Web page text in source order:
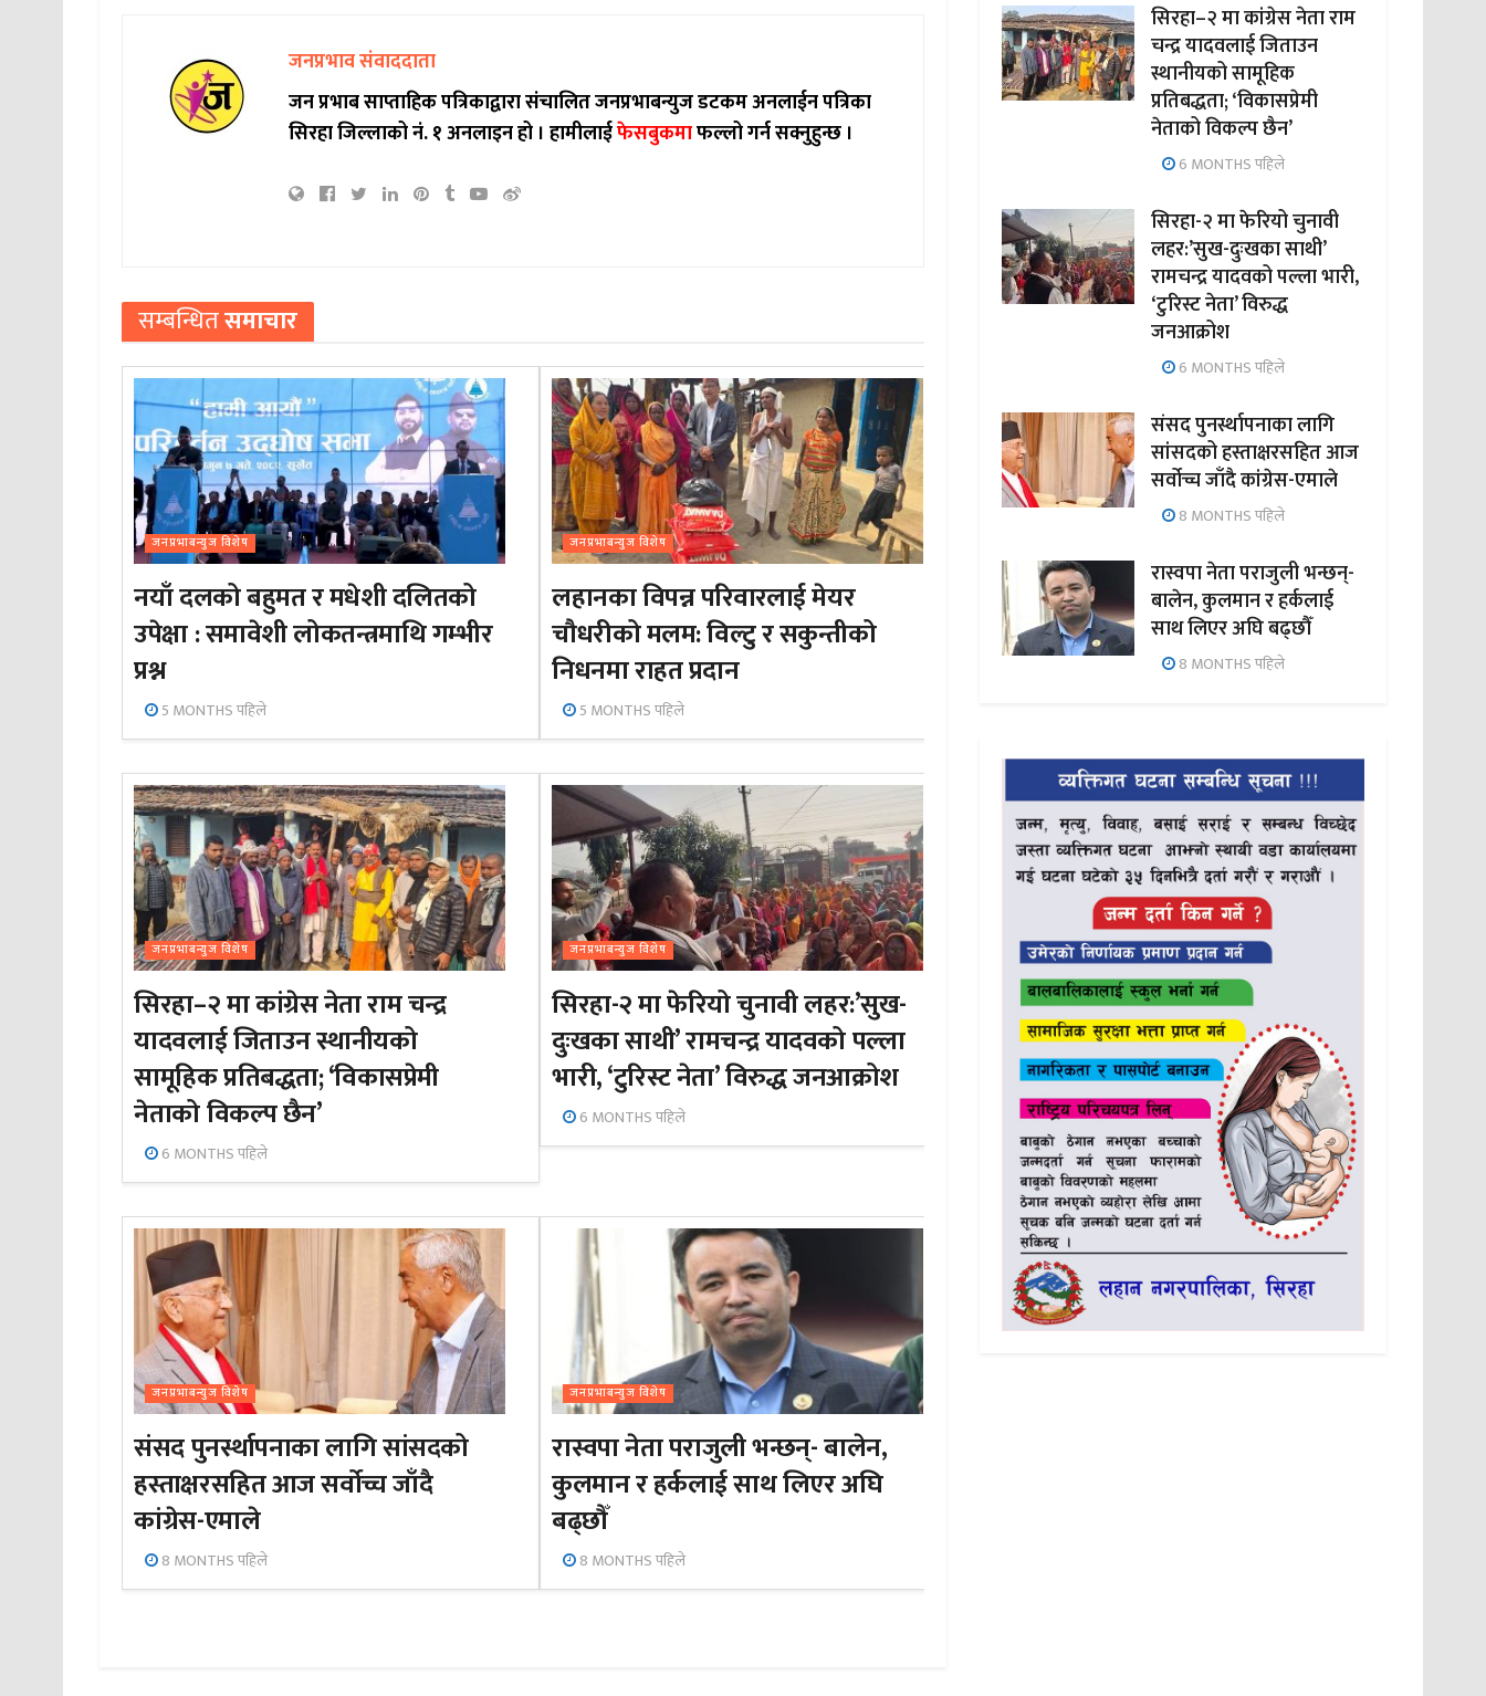
जनप्रभाव संवाददाता
जन प्रभाब साप्ताहिक पत्रिकाद्वारा संचालित जनप्रभाबन्युज डटकम अनलाईन पत्रिका
सिरहा जिल्लाको नं. १ अनलाइन हो ।हामीलाईफेसबुकमाफल्लो गर्न सक्नुहुन्छ ।
सम्बन्धितसमाचार
जनप्रभाबन्युज विशेष
नयाँ दलको बहुमत र मधेशी दलितको
उपेक्षा : समावेशी लोकतन्त्रमाथि गम्भीर
प्रश्न
5 MONTHS पहिले
जनप्रभाबन्युज विशेष
लहानका विपन्न परिवारलाई मेयर
चौधरीको मलम: विल्टु र सकुन्तीको
निधनमा राहत प्रदान
5 MONTHS पहिले
जनप्रभाबन्युज विशेष
सिरहा–२ मा कांग्रेस नेता राम चन्द्र
यादवलाई जिताउन स्थानीयको
सामूहिक प्रतिबद्धता; ‘विकासप्रेमी
नेताको विकल्प छैन’
6 MONTHS पहिले
जनप्रभाबन्युज विशेष
सिरहा-२ मा फेरियो चुनावी लहर:’सुख-
दुःखका साथी’ रामचन्द्र यादवको पल्ला
भारी, ‘टुरिस्ट नेता’ विरुद्ध जनआक्रोश
6 MONTHS पहिले
जनप्रभाबन्युज विशेष
संसद पुनर्स्थापनाका लागि सांसदको
हस्ताक्षरसहित आज सर्वोच्च जाँदै
कांग्रेस-एमाले
8 MONTHS पहिले
जनप्रभाबन्युज विशेष
रास्वपा नेता पराजुली भन्छन्- बालेन,
कुलमान र हर्कलाई साथ लिएर अघि
बढ्छौँ
8 MONTHS पहिले
सिरहा–२ मा कांग्रेस नेता राम
चन्द्र यादवलाई जिताउन
स्थानीयको सामूहिक
प्रतिबद्धता; ‘विकासप्रेमी
नेताको विकल्प छैन’
6 MONTHS पहिले
सिरहा-२ मा फेरियो चुनावी
लहर:’सुख-दुःखका साथी’
रामचन्द्र यादवको पल्ला भारी,
‘टुरिस्ट नेता’ विरुद्ध
जनआक्रोश
6 MONTHS पहिले
संसद पुनर्स्थापनाका लागि
सांसदको हस्ताक्षरसहित आज
सर्वोच्च जाँदै कांग्रेस-एमाले
8 MONTHS पहिले
रास्वपा नेता पराजुली भन्छन्-
बालेन, कुलमान र हर्कलाई
साथ लिएर अघि बढ्छौँ
8 MONTHS पहिले